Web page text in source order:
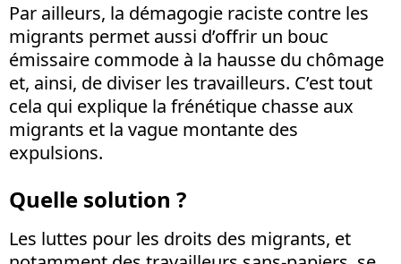
Par ailleurs, la démagogie raciste contre les
migrants permet aussi d’offrir un bouc
émissaire commode à la hausse du chômage
et, ainsi, de diviser les travailleurs. C’est tout
cela qui explique la frénétique chasse aux
migrants et la vague montante des
expulsions.
Quelle solution ?
Les luttes pour les droits des migrants, et